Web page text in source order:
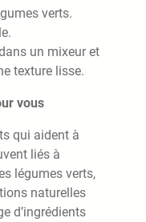
verts.
un mixeur et
texture lisse.
vous
qui aident à
liés à
légumes verts,
naturelles
d’ingrédients